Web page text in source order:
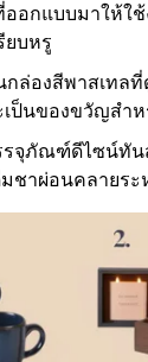
ออกแบบมาให้ใ
บหรู
กล่องสีพาสเทล
ป็นของขวัญสำ
รจุภัณฑ์ดีไซน์ทั
ชาผ่อนคลายระ